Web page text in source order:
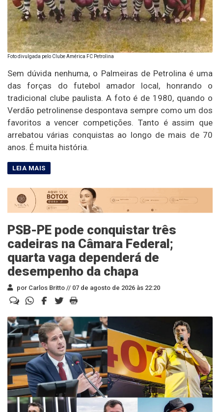
Foto divulgada pelo Clube América FC Petrolina
Sem dúvida nenhuma, o Palmeiras de Petrolina é uma
das forças do futebol amador local, honrando o
tradicional clube paulista. A foto é de 1980, quando o
Verdão petrolinense despontava sempre como um dos
favoritos a vencer competições. Tanto é assim que
arrebatou várias conquistas ao longo de mais de 70
anos. É muita história.
PSB-PE pode conquistar três
cadeiras na Câmara Federal;
quarta vaga dependerá de
desempenho da chapa
por Carlos Britto // 07 de agosto de 2026 às 22:20